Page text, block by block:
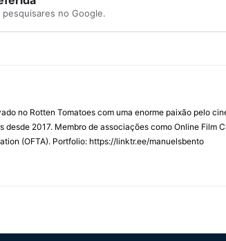
no Google.
no Rotten Tomatoes com uma enorme paixão pelo
desde 2017. Membro de associações como Online
(OFTA). Portfolio: https://linktr.ee/manuelsbento